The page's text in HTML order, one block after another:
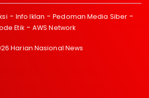
Info Iklan
Pedoman Media Siber
Etik
AWS Network
Harian Nasional News